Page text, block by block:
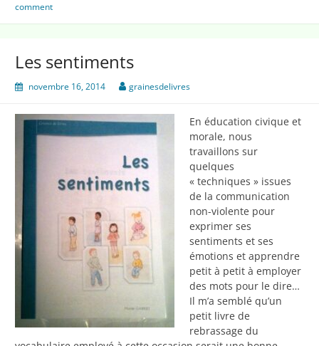
comment
Les sentiments
novembre 16, 2014 grainesdelivres
En éducation civique et
morale, nous
travaillons sur
quelques
« techniques » issues
de la communication
non-violente pour
exprimer ses
sentiments et ses
émotions et apprendre
petit à petit à employer
des mots pour le dire…
Il m’a semblé qu’un
petit livre de
rebrassage du